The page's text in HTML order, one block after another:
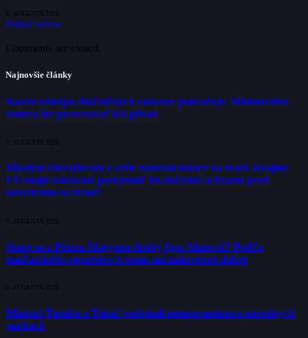
6. AUGUSTA 2026
Pridať názor
Comments are closed.
Najnovšie články
Kauza nákupu diaľničných radarov pokračuje. Ministerstvo
vnútra ide preverovať ich pôvod
7. AUGUSTA 2026
Mladým Ukrajincom v exile zamrzol úsmev na tvári. Krajiny
EÚ majú zakázané poskytnúť im dočasnú ochranu pred
odvedením na front!
7. AUGUSTA 2026
Stane sa z Pétera Magyara druhý Igor Matovič? Podľa
maďarského reportéra k tomu má nakročené dobre
6. AUGUSTA 2026
Ministri Taraba a Takáč podpísali memorandum o národných
parkoch